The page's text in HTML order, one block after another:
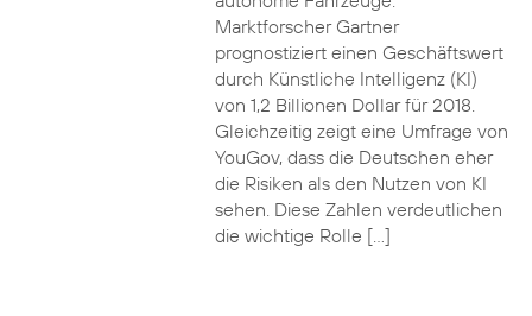
Marktforscher Gartner
prognostiziert einen Geschäftswert
durch Künstliche Intelligenz (KI)
von 1,2 Billionen Dollar für 2018.
Gleichzeitig zeigt eine Umfrage von
YouGov, dass die Deutschen eher
die Risiken als den Nutzen von KI
sehen. Diese Zahlen verdeutlichen
die wichtige Rolle […]